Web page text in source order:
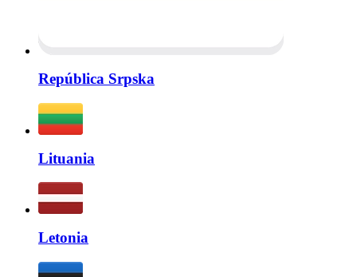
República Srpska
Lituania
Letonia